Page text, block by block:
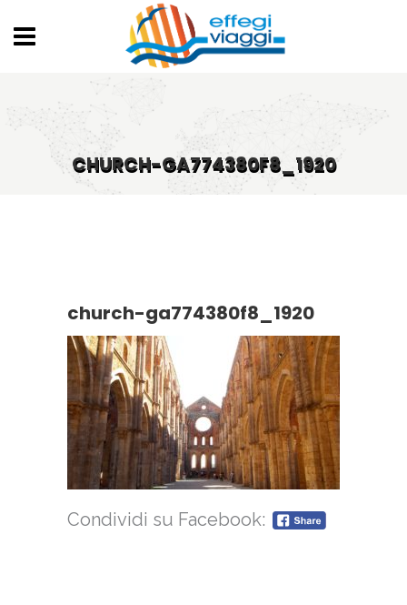
CHURCH-GA774380F8_1920
church-ga774380f8_1920
Condividi su Facebook: